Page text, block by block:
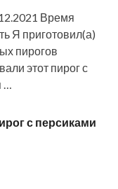
Время
Я приготовил(а)
пирогов
этот пирог с
с персиками